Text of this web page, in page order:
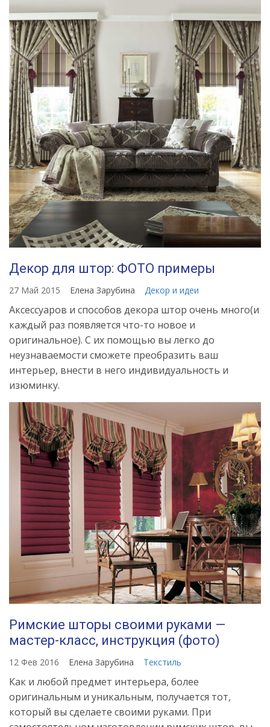
Декор для штор: ФОТО примеры
27 Май 2015 Елена Зарубина Декор и идеи
Аксессуаров и способов декора штор очень много(и
каждый раз появляется что-то новое и
оригинальное). С их помощью вы легко до
неузнаваемости сможете преобразить ваш
интерьер, внести в него индивидуальность и
изюминку.
Римские шторы своими руками —
мастер-класс, инструкция (фото)
12 Фев 2016 Елена Зарубина Текстиль
Как и любой предмет интерьера, более
оригинальным и уникальным, получается тот,
который вы сделаете своими руками. При